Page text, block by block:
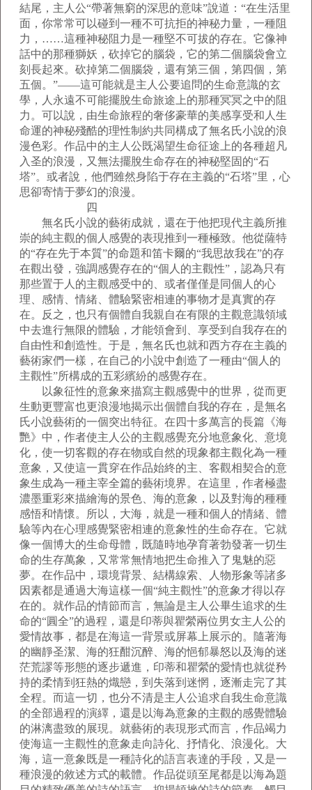
結尾，主人公“帶著無窮的深思的意味”說道：“在生活里
面，你常常可以碰到一種不可抗拒的神秘力量，一種阻
力，……這種神秘阻力是一種堅不可拔的存在。它像神
話中的那種獅妖，砍掉它的腦袋，它的第二個腦袋會立
刻長起來。砍掉第二個腦袋，還有第三個，第四個，第
五個。”——這可能就是主人公要追問的生命意識的玄
學，人永遠不可能擺脫生命旅途上的那種冥冥之中的阻
力。可以說，由生命旅程的奢侈豪華的美感享受和人生
命運的神秘殘酷的理性制約共同構成了無名氏小說的浪
漫色彩。作品中的主人公既渴望生命征途上的各種超凡
入圣的浪漫，又無法擺脫生命存在的神秘堅固的“石
塔”。或者說，他們雖然身陷于存在主義的“石塔”里，心
思卻寄情于夢幻的浪漫。
四
無名氏小說的藝術成就，還在于他把現代主義所推
崇的純主觀的個人感覺的表現推到一種極致。他從薩特
的“存在先于本質”的命題和笛卡爾的“我思故我在”的存
在觀出發，強調感覺存在的“個人的主觀性”，認為只有
那些置于人的主觀感受中的、或者僅僅是同個人的心
理、感情、情緒、體驗緊密相連的事物才是真實的存
在。反之，也只有個體自我親自在有限的主觀意識領域
中去進行無限的體驗，才能領會到、享受到自我存在的
自由性和創造性。于是，無名氏也就和西方存在主義的
藝術家們一樣，在自己的小說中創造了一種由“個人的
主觀性”所構成的五彩繽紛的感覺存在。
以象征性的意象來描寫主觀感覺中的世界，從而更
生動更豐富也更浪漫地揭示出個體自我的存在，是無名
氏小說藝術的一個突出特征。在四十多萬言的長篇《海
艷》中，作者使主人公的主觀感覺充分地意象化、意境
化，使一切客觀的存在物或自然的現象都主觀化為一種
意象，又使這一貫穿在作品始終的主、客觀相契合的意
象生成為一種主宰全篇的藝術境界。在這里，作者極盡
濃墨重彩來描繪海的景色、海的意象，以及對海的種種
感悟和情懷。所以，大海，就是一種和個人的情緒、體
驗等內在心理感覺緊密相連的意象性的生命存在。它就
像一個博大的生命母體，既隨時地孕育著勃發著一切生
命的生存萬象，又常常無情地把生命推入了鬼魅的惡
夢。在作品中，環境背景、結構線索、人物形象等諸多
因素都是通過大海這樣一個“純主觀性”的意象才得以存
在的。就作品的情節而言，無論是主人公畢生追求的生
命的“圓全”的過程，還是印蒂與瞿縈兩位男女主人公的
愛情故事，都是在海這一背景或屏幕上展示的。隨著海
的幽靜圣潔、海的狂酣沉醉、海的悒郁暴怒以及海的迷
茫荒謬等形態的逐步遞進，印蒂和瞿縈的愛情也就從矜
持的柔情到狂熱的熾戀，到失落到迷惘，逐漸走完了其
全程。而這一切，也分不清是主人公追求自我生命意識
的全部過程的演繹，還是以海為意象的主觀的感覺體驗
的淋漓盡致的展現。就藝術的表現形式而言，作品竭力
使海這一主觀性的意象走向詩化、抒情化、浪漫化。大
海，這一意象既是一種詩化的語言表達的手段，又是一
種浪漫的敘述方式的載體。作品從頭至尾都是以海為題